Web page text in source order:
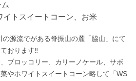
イトスイートコーン、お米
源流でがある脊振山の麓「脇山」にて
おります‼️
ブロッコリー、カリーノケール、サボ
やホワイトスイートコーン略して「WS